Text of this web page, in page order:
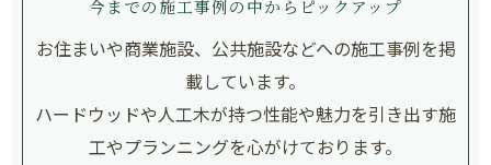
今までの施工事例の中からピックアップ
お住まいや商業施設、公共施設などへの施工事例を掲
載しています。
ハードウッドや人工木が持つ性能や魅力を引き出す施
工やプランニングを心がけております。